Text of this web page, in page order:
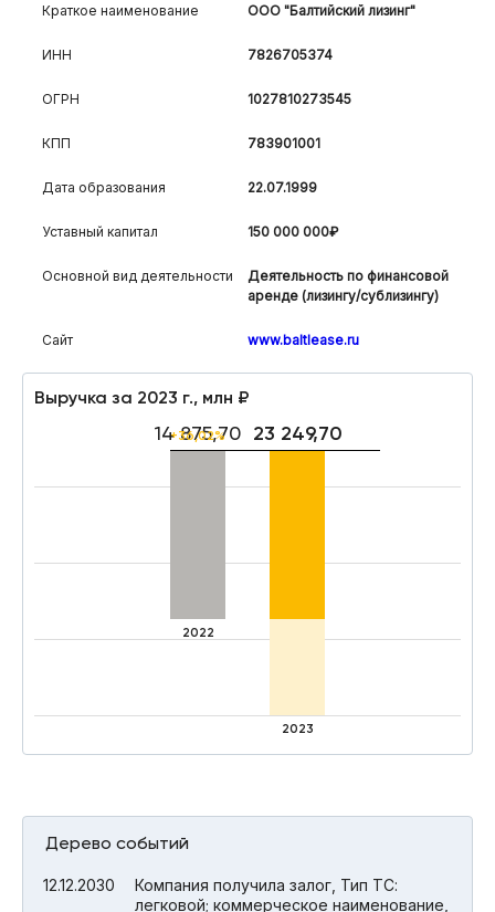
Краткое наименование ООО "Балтийский лизинг"
ИНН 7826705374
ОГРН 1027810273545
КПП 783901001
Дата образования 22.07.1999
Уставный капитал 150 000 000₽
Основной вид деятельности
Деятельность по финансовой
аренде (лизингу/сублизингу)
Сайт www.baltlease.ru
Выручка за 2023 г., млн ₽
14 875,70
2022
23 249,70
+36,02%
2023
Дерево событий
12.12.2030
Компания получила залог, Тип ТС:
легковой; коммерческое наименование,